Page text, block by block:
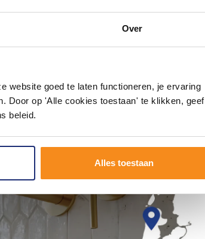
Over
website goed te laten functioneren, je ervaring
Door op 'Alle cookies toestaan' te klikken, geef
beleid.
Alles toestaan